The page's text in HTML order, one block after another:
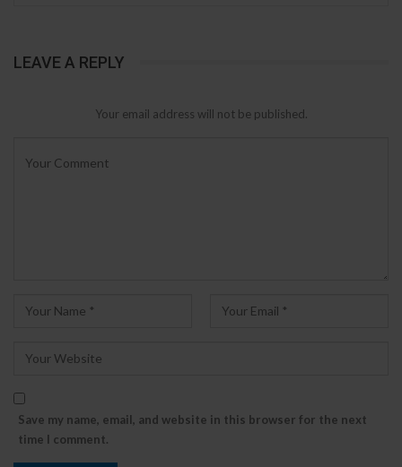
LEAVE A REPLY
Your email address will not be published.
Save my name, email, and website in this browser for the next
time I comment.